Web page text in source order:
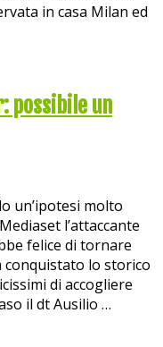
in casa Milan ed
possibile un
un’ipotesi molto
l’attaccante
felice di tornare
conquistato lo storico
di accogliere
il dt Ausilio …